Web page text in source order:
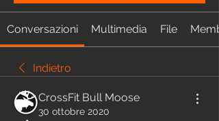
Conversazioni Multimedia File
Indietro
CrossFit Bull Moose
30 ottobre 2020